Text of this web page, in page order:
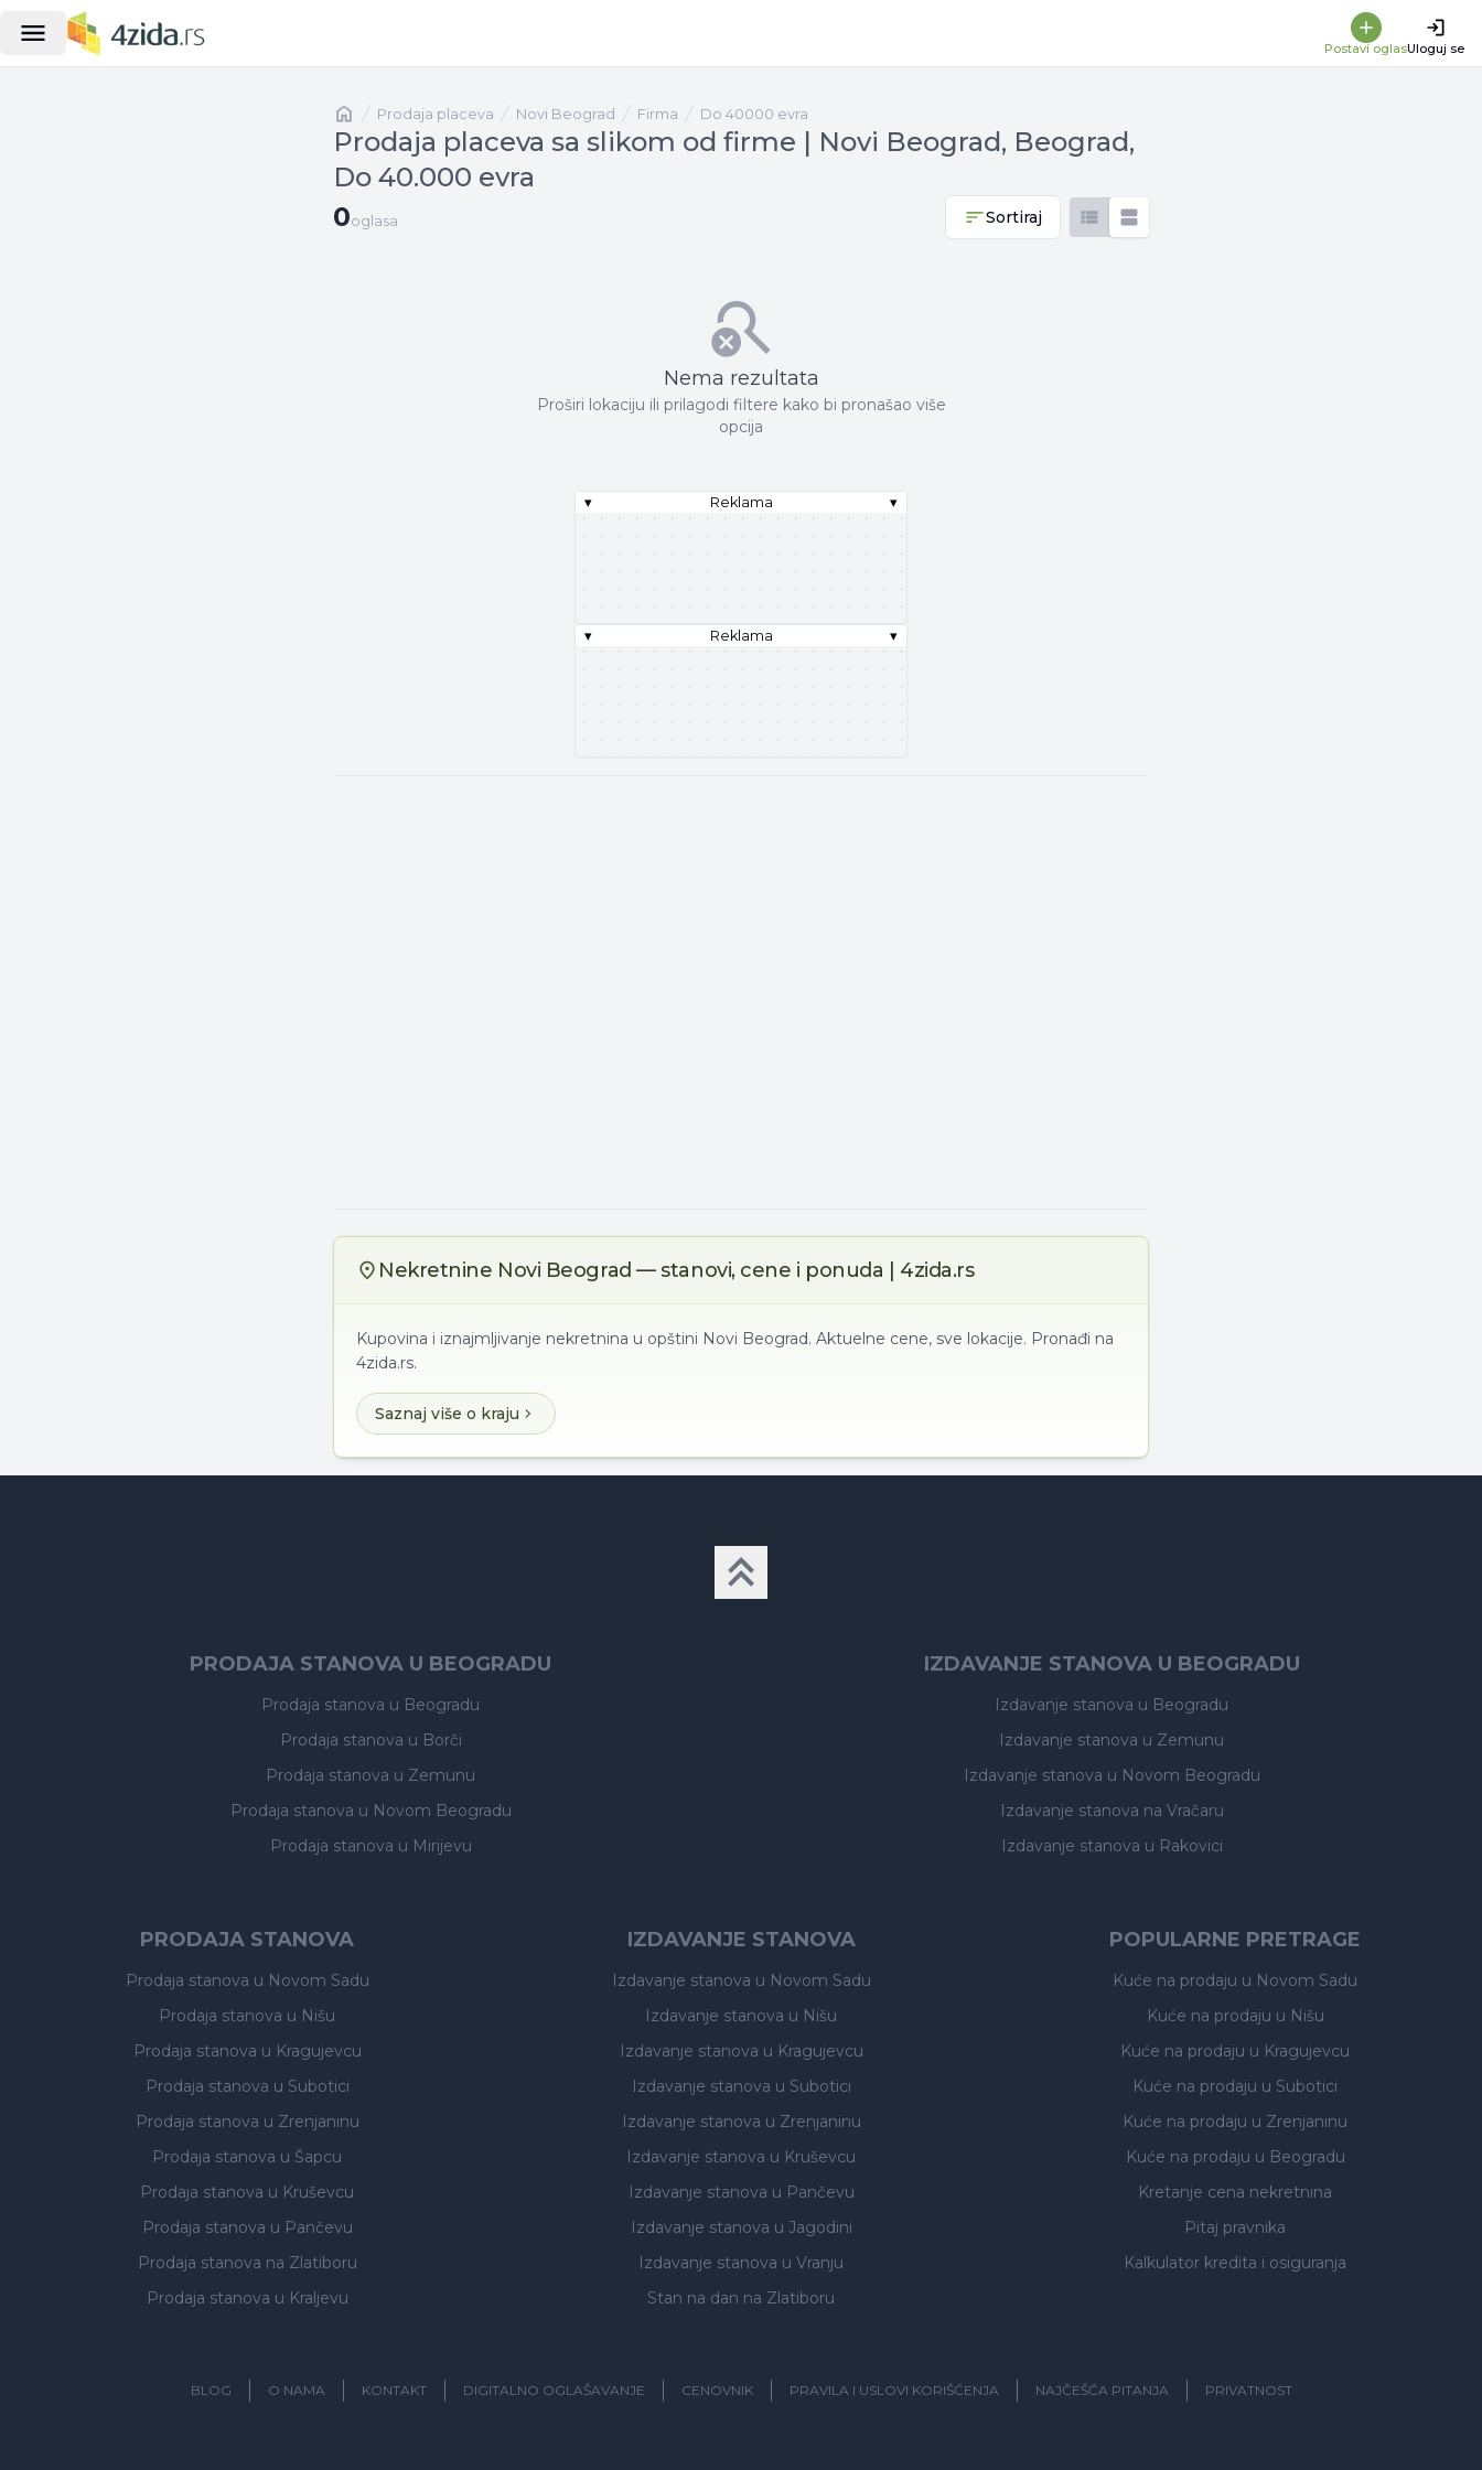
Postavi oglasUloguj se
Naslovnaprodaja placeva Novi Beograd firma Do 40000 evra
Prodaja placeva sa slikom od firme | Novi Beograd, Beograd,
Do 40.000 evra
0 oglasa
0oglasa Sortiraj
Nema rezultata
Proširi lokaciju ili prilagodi filtere kako bi pronašao više
opcija
▾ Reklama ▾
▾ Reklama ▾
Nekretnine Novi Beograd — stanovi, cene i ponuda | 4zida.rs
Kupovina i iznajmljivanje nekretnina u opštini Novi Beograd. Aktuelne cene, sve lokacije. Pronađi na
4zida.rs.
Saznaj više o kraju
PRODAJA STANOVA U BEOGRADU
Prodaja stanova u Beogradu
Prodaja stanova u Borči
Prodaja stanova u Zemunu
Prodaja stanova u Novom Beogradu
Prodaja stanova u Mirijevu
IZDAVANJE STANOVA U BEOGRADU
Izdavanje stanova u Beogradu
Izdavanje stanova u Zemunu
Izdavanje stanova u Novom Beogradu
Izdavanje stanova na Vračaru
Izdavanje stanova u Rakovici
PRODAJA STANOVA
Prodaja stanova u Novom Sadu
Prodaja stanova u Nišu
Prodaja stanova u Kragujevcu
Prodaja stanova u Subotici
Prodaja stanova u Zrenjaninu
Prodaja stanova u Šapcu
Prodaja stanova u Kruševcu
Prodaja stanova u Pančevu
Prodaja stanova na Zlatiboru
Prodaja stanova u Kraljevu
IZDAVANJE STANOVA
Izdavanje stanova u Novom Sadu
Izdavanje stanova u Nišu
Izdavanje stanova u Kragujevcu
Izdavanje stanova u Subotici
Izdavanje stanova u Zrenjaninu
Izdavanje stanova u Kruševcu
Izdavanje stanova u Pančevu
Izdavanje stanova u Jagodini
Izdavanje stanova u Vranju
Stan na dan na Zlatiboru
POPULARNE PRETRAGE
Kuće na prodaju u Novom Sadu
Kuće na prodaju u Nišu
Kuće na prodaju u Kragujevcu
Kuće na prodaju u Subotici
Kuće na prodaju u Zrenjaninu
Kuće na prodaju u Beogradu
Kretanje cena nekretnina
Pitaj pravnika
Kalkulator kredita i osiguranja
BLOG O NAMA KONTAKT DIGITALNO OGLAŠAVANJE CENOVNIK PRAVILA I USLOVI KORIŠĆENJA NAJČEŠĆA PITANJA PRIVATNOST